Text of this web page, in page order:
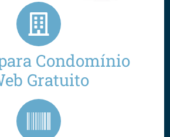
Condomínio
Gratuito